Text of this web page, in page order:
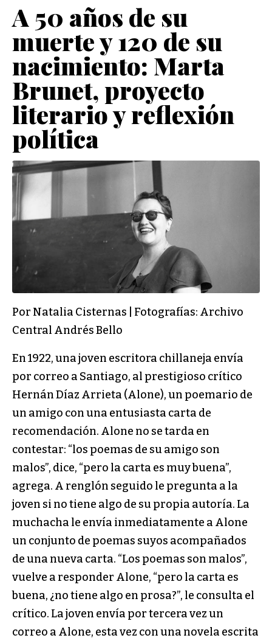
A 50 años de su
muerte y 120 de su
nacimiento: Marta
Brunet, proyecto
literario y reflexión
política
Por Natalia Cisternas | Fotografías: Archivo
Central Andrés Bello
En 1922, una joven escritora chillaneja envía
por correo a Santiago, al prestigioso crítico
Hernán Díaz Arrieta (Alone), un poemario de
un amigo con una entusiasta carta de
recomendación. Alone no se tarda en
contestar: “los poemas de su amigo son
malos”, dice, “pero la carta es muy buena”,
agrega. A renglón seguido le pregunta a la
joven si no tiene algo de su propia autoría. La
muchacha le envía inmediatamente a Alone
un conjunto de poemas suyos acompañados
de una nueva carta. “Los poemas son malos”,
vuelve a responder Alone, “pero la carta es
buena, ¿no tiene algo en prosa?”, le consulta el
crítico. La joven envía por tercera vez un
correo a Alone, esta vez con una novela escrita